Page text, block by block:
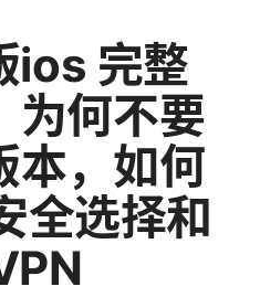
ios 完整
为何不要
本，如何
全选择和